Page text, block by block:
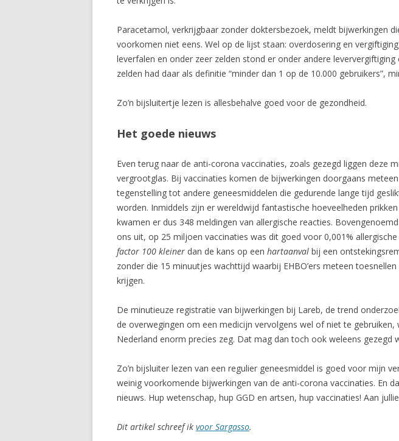
Paracetamol, verkrijgbaar zonder doktersbezoek, meldt bijwerkingen die
voorkomen niet eens. Wel op de lijst staan: overdosering en
leverfalen en onder zeer zelden stond er onder andere leververgiftiging
zelden had daar als definitie “minder dan 1 op de 10.000 gebruikers”,
Zo’n bijsluitertje lezen is allesbehalve goed voor de gezondheid.
Het goede nieuws
Even terug naar de anti-corona vaccinaties, zoals gezegd liggen deze
vergrootglas. Bij vaccinaties komen de bijwerkingen doorgaans
tegenstelling tot andere geneesmiddelen die gedurende lange tijd
worden. Inmiddels zijn er wereldwijd fantastische hoeveelheden
kwamen er dus 348 meldingen van allergische reacties.
ons uit, op 25 miljoen vaccinaties was dit goed voor 0,001%
factor 100 kleiner dan de kans op een hartaanval bij een
zonder die 15 minuutjes wachttijd waarbij EHBO’ers meteen
krijgen.
De minutieuze registratie van bijwerkingen bij Lareb, de trend
de overwegingen om een medicijn vervolgens wel of niet te gebruiken,
Nederland enorm precies zeg. Dat mag dan toch ook weleens gezegd
Zo’n bijsluiter lezen van een regulier geneesmiddel is goed voor mijn
weinig voorkomende bijwerkingen van de anti-corona vaccinaties. En
nieuws. Hup wetenschap, hup GGD en artsen, hup vaccinaties! Aan
Dit artikel schreef ik voor Sargasso.